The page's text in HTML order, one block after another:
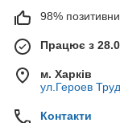
98%
Працює з
м. Харків
ул.Героев
Контакти